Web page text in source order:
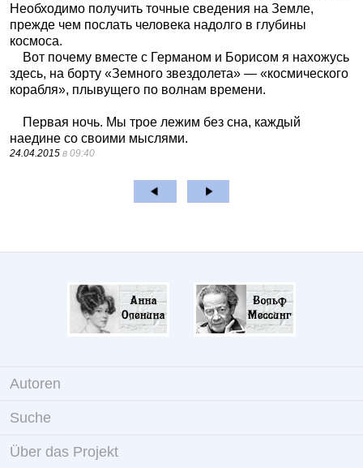
Необходимо получить точные сведения на Земле,
прежде чем послать человека надолго в глубины
космоса.
Вот почему вместе с Германом и Борисом я нахожусь
здесь, на борту «Земного звездолета» — «космического
корабля», плывущего по волнам времени.
Первая ночь. Мы трое лежим без сна, каждый
наедине со своими мыслями.
24.04.2015 в 09:40
Autoren
Suche
Über das Projekt